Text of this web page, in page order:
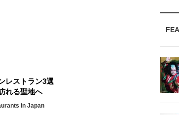
レストラン3選
れる聖地へ
in Japan